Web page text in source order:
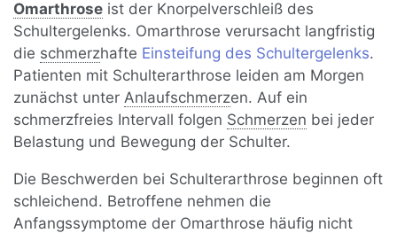
Omarthrose ist der Knorpelverschleiß des
Schultergelenks. Omarthrose verursacht langfristig
die schmerzhafte Einsteifung des Schultergelenks.
Patienten mit Schulterarthrose leiden am Morgen
zunächst unter Anlaufschmerzen. Auf ein
schmerzfreies Intervall folgen Schmerzen bei jeder
Belastung und Bewegung der Schulter.
Die Beschwerden bei Schulterarthrose beginnen oft
schleichend. Betroffene nehmen die
Anfangssymptome der Omarthrose häufig nicht